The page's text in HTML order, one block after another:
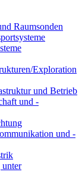
Raumsonden
Exploration
und Betrieb
und -
und -
unter